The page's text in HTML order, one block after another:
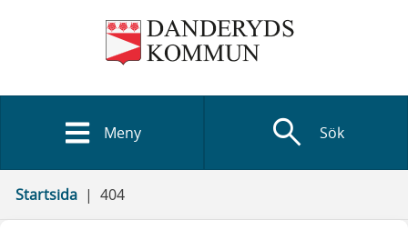
Meny search Sök
Startsida 404